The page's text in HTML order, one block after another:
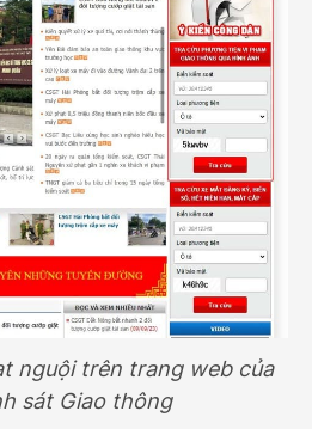
nguội trên trang web của
sát Giao thông